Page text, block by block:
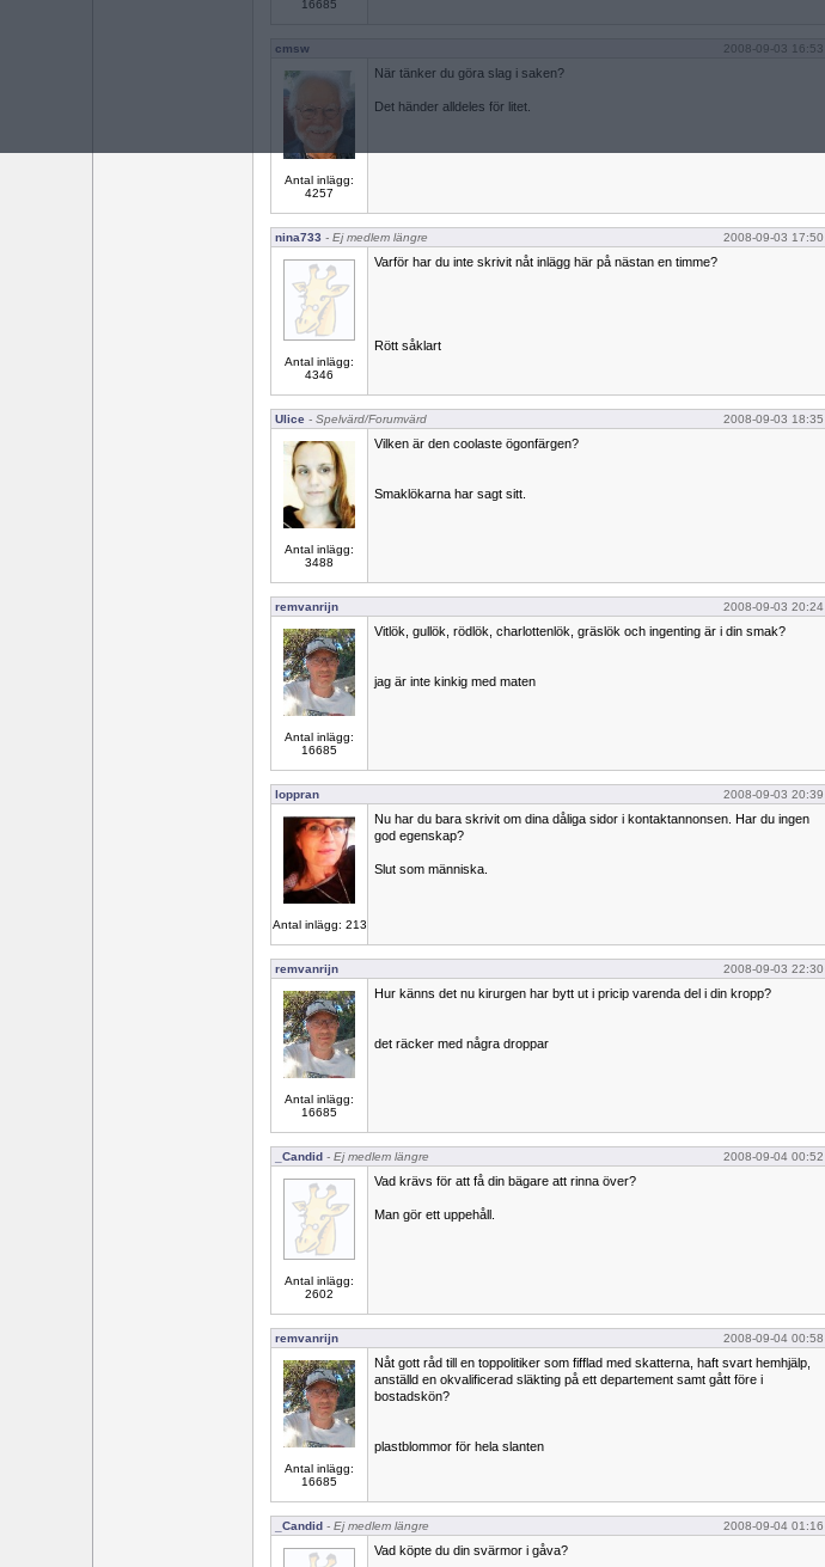
16685
cmsw 2008-09-03 16:53
Antal inlägg:
4257
När tänker du göra slag i saken?
Det händer alldeles för litet.
nina733 - Ej medlem längre 2008-09-03 17:50
Antal inlägg:
4346
Varför har du inte skrivit nåt inlägg här på nästan en timme?
Rött såklart
Ulice - Spelvärd/Forumvärd 2008-09-03 18:35
Antal inlägg:
3488
Vilken är den coolaste ögonfärgen?
Smaklökarna har sagt sitt.
remvanrijn 2008-09-03 20:24
Antal inlägg:
16685
Vitlök, gullök, rödlök, charlottenlök, gräslök och ingenting är i din smak?
jag är inte kinkig med maten
loppran 2008-09-03 20:39
Antal inlägg: 213
Nu har du bara skrivit om dina dåliga sidor i kontaktannonsen. Har du ingen
god egenskap?
Slut som människa.
remvanrijn 2008-09-03 22:30
Antal inlägg:
16685
Hur känns det nu kirurgen har bytt ut i pricip varenda del i din kropp?
det räcker med några droppar
_Candid - Ej medlem längre 2008-09-04 00:52
Antal inlägg:
2602
Vad krävs för att få din bägare att rinna över?
Man gör ett uppehåll.
remvanrijn 2008-09-04 00:58
Antal inlägg:
16685
Nåt gott råd till en toppolitiker som fifflad med skatterna, haft svart hemhjälp,
anställd en okvalificerad släkting på ett departement samt gått före i
bostadskön?
plastblommor för hela slanten
_Candid - Ej medlem längre 2008-09-04 01:16
Vad köpte du din svärmor i gåva?